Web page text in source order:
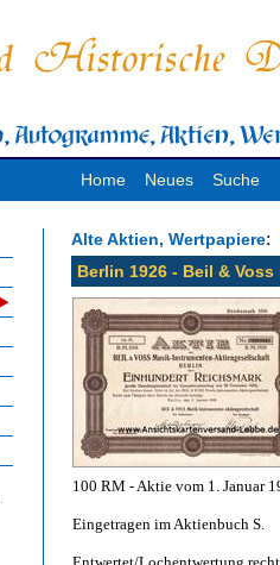
Home Neues Suche
Alte Aktien, Wertpapiere:
Berlin 1926 - Beil &
100 RM - Aktie vom 1. Januar
Eingetragen im Aktienbuch S.